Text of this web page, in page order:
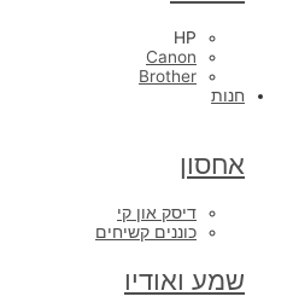
HP
Canon
Brother
חנות
אחסון
דיסק און קי
כוננים קשיחים
שמע ואודיו